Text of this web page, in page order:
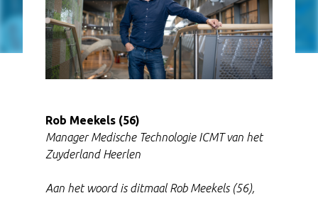
Rob Meekels (56)
Manager Medische Technologie ICMT van het
Zuyderland Heerlen
Aan het woord is ditmaal Rob Meekels (56),